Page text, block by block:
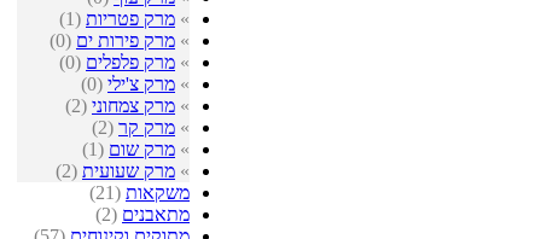
» מרק פטריות (1)
» מרק פירות ים (0)
» מרק פלפלים (0)
» מרק צ'ילי (0)
» מרק צמחוני (2)
» מרק קר (2)
» מרק שום (1)
» מרק שעועית (2)
משקאות (21)
מתאבנים (2)